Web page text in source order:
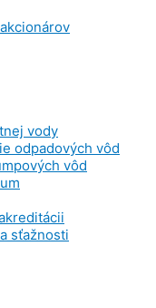
vody
odpadových vôd
vôd
sťažnosti